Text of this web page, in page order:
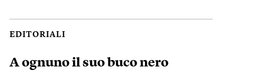
EDITORIALI
A ognuno il suo buco nero